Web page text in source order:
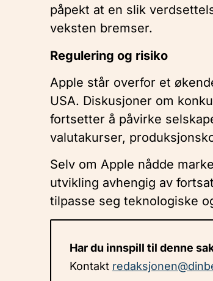
påpekt at en slik
veksten bremser.
Regulering og risiko
Apple står overfor et
USA. Diskusjoner om
fortsetter å påvirke
valutakurser,
Selv om Apple nådde
utvikling avhengig av
tilpasse seg teknologiske
Har du innspill til denne
Kontakt